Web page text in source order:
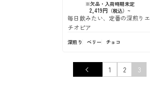
※欠品・入荷時期未定
2,419円
毎日飲みたい、定番の深煎りエ
チオピア
深煎り ベリー チョコ
1 2 3